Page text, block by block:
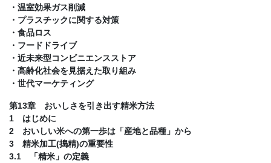
・温室効果ガス削減
・プラスチックに関する対策
・食品ロス
・フードドライブ
・近未来型コンビニエンスストア
・高齢化社会を見据えた取り組み
・世代マーケティング
第13章 おいしさを引き出す精米方法
1 はじめに
2 おいしい米への第一歩は「産地と品種」から
3 精米加工(搗精)の重要性
3.1 「精米」の定義